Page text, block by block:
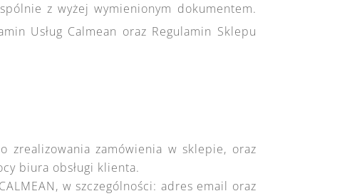
z wyżej wymienionym dokumentem.
Usług Calmean oraz Regulamin Sklepu
zrealizowania zamówienia w sklepie, oraz
biura obsługi klienta.
w szczególności: adres email oraz